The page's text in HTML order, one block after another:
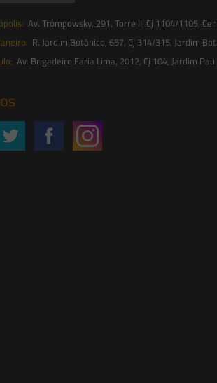
Av. Trompowsky, 291, Torre II, Cj 1104/1105,
R. Jardim Botânico, 657, Cj 314/315, Jardim
Av. Brigadeiro Faria Lima, 2012, Cj 104, Jardim